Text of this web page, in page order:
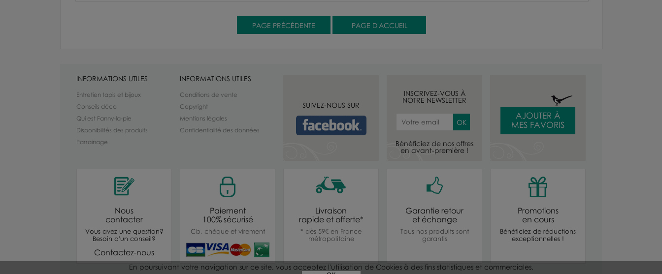
INFORMATIONS UTILES
Entretien tapis et bijoux
Conseils déco
Qui est Fanny-la-pie
Disponibilités des produits
Parrainage
INFORMATIONS UTILES
Conditions de vente
Copyright
Mentions légales
Confidentialité des données
SUIVEZ-NOUS SUR
INSCRIVEZ-VOUS À
NOTRE NEWSLETTER
Bénéficiez de nos offres
en avant-première !
AJOUTER À
MES FAVORIS
Nous
contacter
Vous avez une question?
Besoin d'un conseil?
Contactez-nous
Paiement
100% sécurisé
Cb, chèque et virement
Livraison
rapide et offerte*
* dès 59€ en France
métropolitaine
Garantie retour
et échange
Tous nos produits sont
garantis
Promotions
en cours
Bénéficiez de réductions
exceptionnelles !
En poursuivant votre navigation sur ce site, vous acceptez l'utilisation de Cookies à des fins statistiques et commerciales.